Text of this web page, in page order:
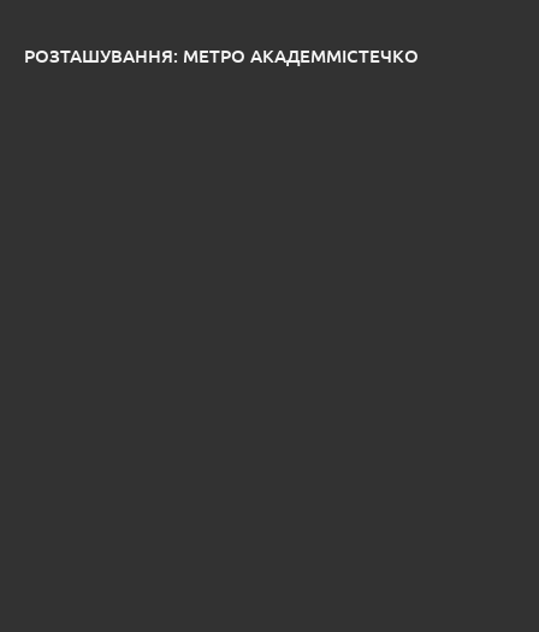
РОЗТАШУВАННЯ: МЕТРО АКАДЕММІСТЕЧКО